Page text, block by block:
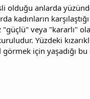
olduğu anlarda
"güçlü" veya "kararlı"
Yüzdeki
görmek için yaşadığı